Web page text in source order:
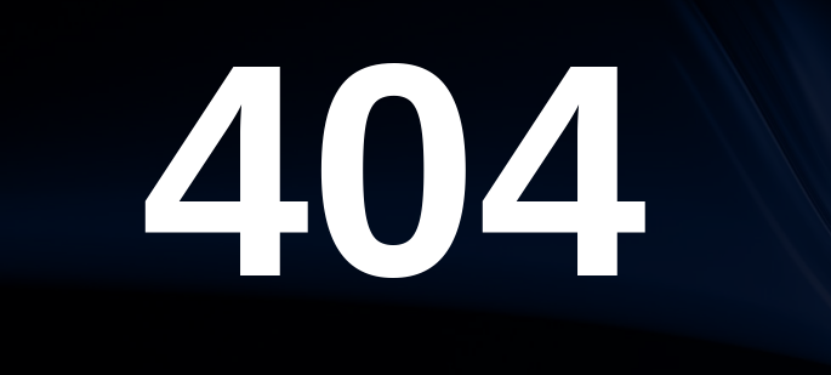
404